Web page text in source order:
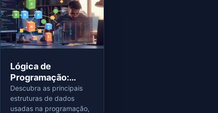
Lógica de
Programação:
Estruturas de
Dados
Descubra as principais
estruturas de dados
usadas na programação,